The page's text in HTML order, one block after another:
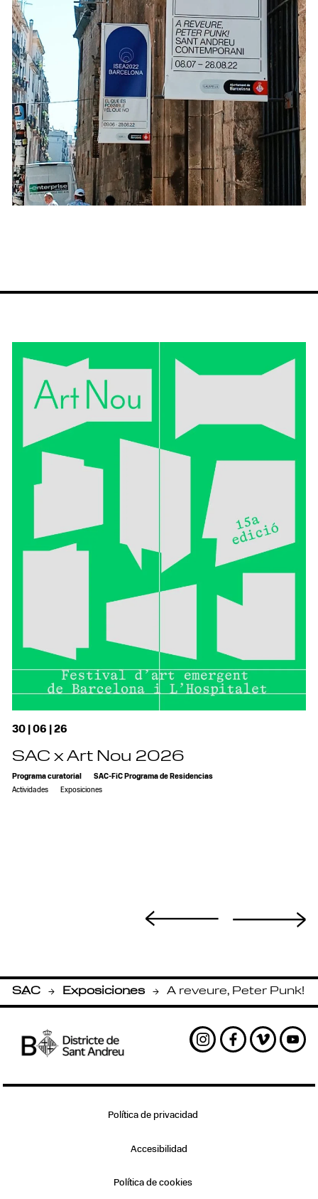
SAC
- Exposiciones
- A reveure, Peter Punk!
30 | 06 | 26
SAC x Art Nou 2026
Programa curatorial
SAC-FiC Programa de Residencias
Actividades
Exposiciones
Instagram
Facebook
Vimeo
Política de privacidad
Accesibilidad
Política de cookies